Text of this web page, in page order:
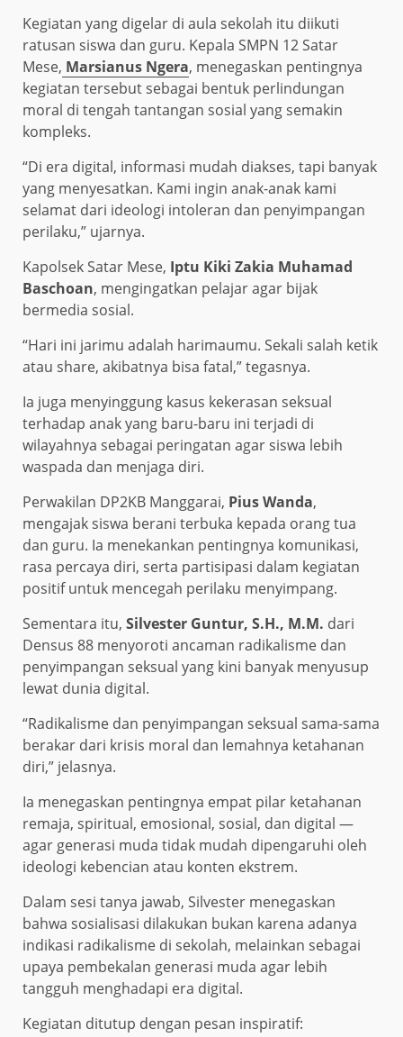
Kegiatan yang digelar di aula sekolah itu diikuti
ratusan siswa dan guru. Kepala SMPN 12 Satar
Mese, Marsianus Ngera, menegaskan pentingnya
kegiatan tersebut sebagai bentuk perlindungan
moral di tengah tantangan sosial yang semakin
kompleks.
“Di era digital, informasi mudah diakses, tapi banyak
yang menyesatkan. Kami ingin anak-anak kami
selamat dari ideologi intoleran dan penyimpangan
perilaku,” ujarnya.
Kapolsek Satar Mese, Iptu Kiki Zakia Muhamad
Baschoan, mengingatkan pelajar agar bijak
bermedia sosial.
“Hari ini jarimu adalah harimaumu. Sekali salah ketik
atau share, akibatnya bisa fatal,” tegasnya.
Ia juga menyinggung kasus kekerasan seksual
terhadap anak yang baru-baru ini terjadi di
wilayahnya sebagai peringatan agar siswa lebih
waspada dan menjaga diri.
Perwakilan DP2KB Manggarai, Pius Wanda,
mengajak siswa berani terbuka kepada orang tua
dan guru. Ia menekankan pentingnya komunikasi,
rasa percaya diri, serta partisipasi dalam kegiatan
positif untuk mencegah perilaku menyimpang.
Sementara itu, Silvester Guntur, S.H., M.M. dari
Densus 88 menyoroti ancaman radikalisme dan
penyimpangan seksual yang kini banyak menyusup
lewat dunia digital.
“Radikalisme dan penyimpangan seksual sama-sama
berakar dari krisis moral dan lemahnya ketahanan
diri,” jelasnya.
Ia menegaskan pentingnya empat pilar ketahanan
remaja, spiritual, emosional, sosial, dan digital —
agar generasi muda tidak mudah dipengaruhi oleh
ideologi kebencian atau konten ekstrem.
Dalam sesi tanya jawab, Silvester menegaskan
bahwa sosialisasi dilakukan bukan karena adanya
indikasi radikalisme di sekolah, melainkan sebagai
upaya pembekalan generasi muda agar lebih
tangguh menghadapi era digital.
Kegiatan ditutup dengan pesan inspiratif: